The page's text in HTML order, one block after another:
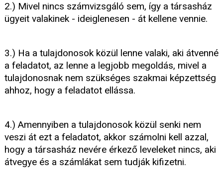
2.) Mivel nincs számvizsgáló sem, így a társasház
ügyeit valakinek - ideiglenesen - át kellene vennie.
3.) Ha a tulajdonosok közül lenne valaki, aki átvenné
a feladatot, az lenne a legjobb megoldás, mivel a
tulajdonosnak nem szükséges szakmai képzettség
ahhoz, hogy a feladatot ellássa.
4.) Amennyiben a tulajdonosok közül senki nem
veszi át ezt a feladatot, akkor számolni kell azzal,
hogy a társasház nevére érkező leveleket nincs, aki
átvegye és a számlákat sem tudják kifizetni.